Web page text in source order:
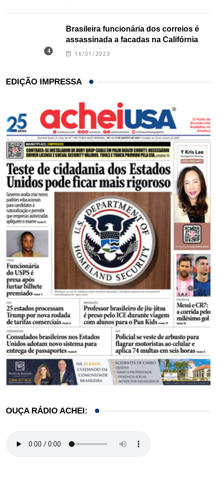
Brasileira funcionária dos correios é
assassinada a facadas na Califórnia
16/01/2023
EDIÇÃO IMPRESSA
OUÇA RÁDIO ACHEI: